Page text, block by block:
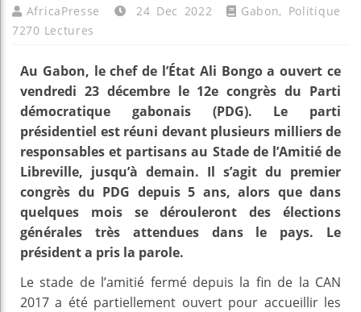
AfricaPresse 24 Dec 2022 Gabon, Politique
7270 Lectures
Au Gabon, le chef de l’État Ali Bongo a ouvert ce
vendredi 23 décembre le 12e congrès du Parti
démocratique gabonais (PDG). Le parti
présidentiel est réuni devant plusieurs milliers de
responsables et partisans au Stade de l’Amitié de
Libreville, jusqu’à demain. Il s’agit du premier
congrès du PDG depuis 5 ans, alors que dans
quelques mois se dérouleront des élections
générales très attendues dans le pays. Le
président a pris la parole.
Le stade de l’amitié fermé depuis la fin de la CAN
2017 a été partiellement ouvert pour accueillir les